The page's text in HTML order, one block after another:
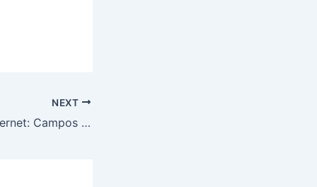
NEXT
Marco Civil da Internet: Campos quer adiar votação